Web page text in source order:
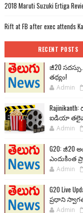
2018 Maruti Suzuki Ertiga
Rift at FB after exec attends
RECENT POSTS
జీ20
తథ్యం!
Admin
ఐడియా
Admin
G20: జీ20
ఎందుకింత
Admin
G20 Live
ప్రధాని
Admin